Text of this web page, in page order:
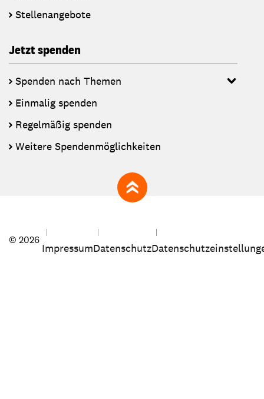
Stellenangebote
Jetzt spenden
Spenden nach Themen
Einmalig spenden
Regelmäßig spenden
Weitere Spendenmöglichkeiten
zum Seitenanfang
© 2026
ImpressumDatenschutz